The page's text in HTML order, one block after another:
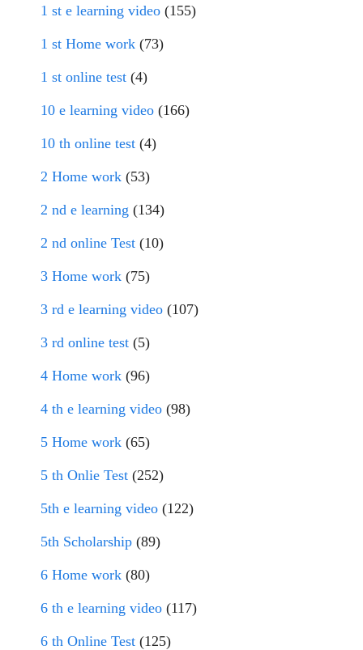
1 st e learning video (155)
1 st Home work (73)
1 st online test (4)
10 e learning video (166)
10 th online test (4)
2 Home work (53)
2 nd e learning (134)
2 nd online Test (10)
3 Home work (75)
3 rd e learning video (107)
3 rd online test (5)
4 Home work (96)
4 th e learning video (98)
5 Home work (65)
5 th Onlie Test (252)
5th e learning video (122)
5th Scholarship (89)
6 Home work (80)
6 th e learning video (117)
6 th Online Test (125)